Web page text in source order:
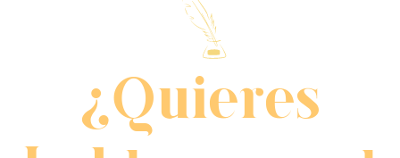
¿Quieres